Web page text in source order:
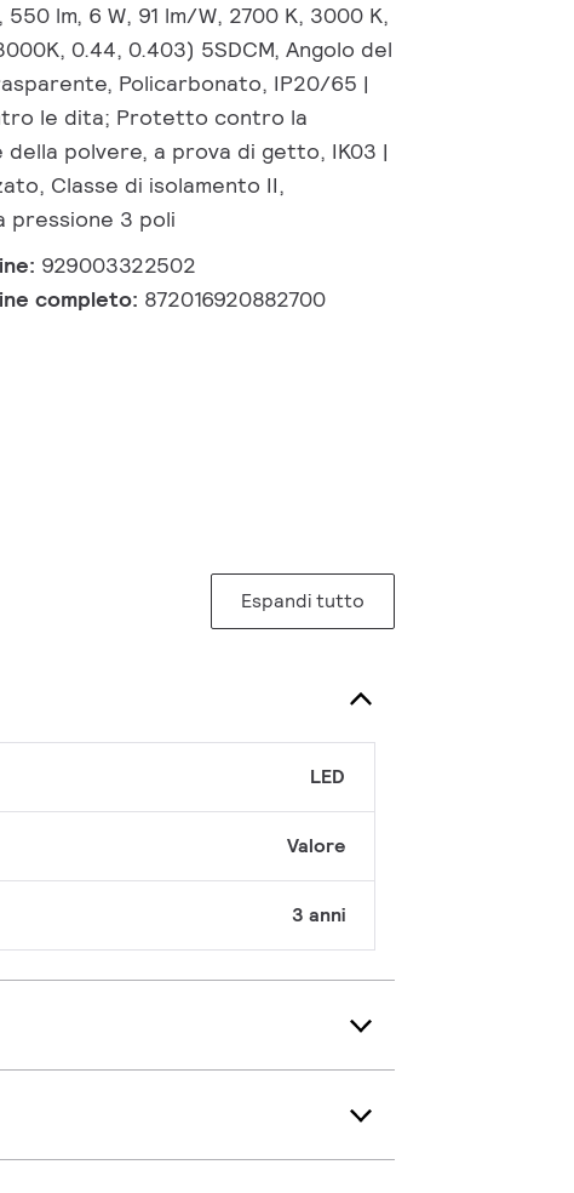
lm, 6 W, 91 lm/W, 2700 K, 3000 K,
0.44, 0.403) 5SDCM, Angolo del
Policarbonato, IP20/65 |
le dita; Protetto contro la
polvere, a prova di getto, IK03 |
Classe di isolamento II,
pressione 3 poli
929003322502
completo: 872016920882700
Espandi tutto
LED
Valore
3 anni